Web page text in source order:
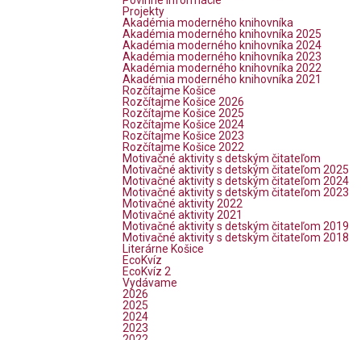
Projekty
Akadémia moderného knihovníka
Akadémia moderného knihovníka 2025
Akadémia moderného knihovníka 2024
Akadémia moderného knihovníka 2023
Akadémia moderného knihovníka 2022
Akadémia moderného knihovníka 2021
Rozčítajme Košice
Rozčítajme Košice 2026
Rozčítajme Košice 2025
Rozčítajme Košice 2024
Rozčítajme Košice 2023
Rozčítajme Košice 2022
Motivačné aktivity s detským čitateľom
Motivačné aktivity s detským čitateľom 2025
Motivačné aktivity s detským čitateľom 2024
Motivačné aktivity s detským čitateľom 2023
Motivačné aktivity 2022
Motivačné aktivity 2021
Motivačné aktivity s detským čitateľom 2019
Motivačné aktivity s detským čitateľom 2018
Literárne Košice
EcoKvíz
EcoKvíz 2
Vydávame
2026
2025
2024
2023